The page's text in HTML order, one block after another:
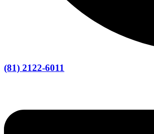
(81) 2122-6011